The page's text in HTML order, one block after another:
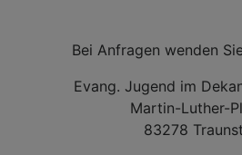
Bei Anfragen wenden
Evang. Jugend im
Martin-Luther-
83278